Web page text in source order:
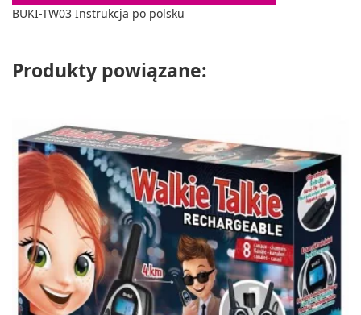
BUKI-TW03 Instrukcja po polsku
Produkty powiązane: